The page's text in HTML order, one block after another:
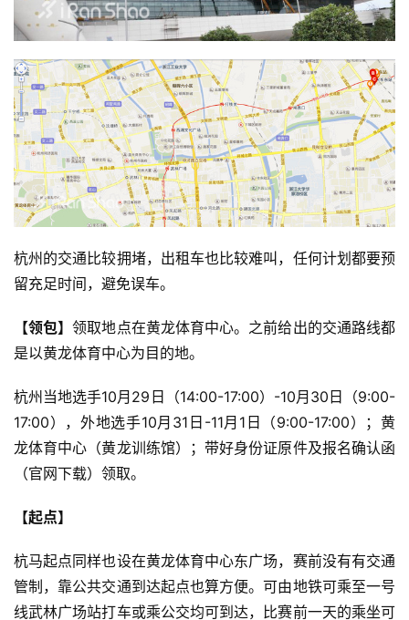
杭州的交通比较拥堵，出租车也比较难叫，任何计划都要预
留充足时间，避免误车。
【领包】领取地点在黄龙体育中心。之前给出的交通路线都
是以黄龙体育中心为目的地。
杭州当地选手10月29日（14:00-17:00）-10月30日（9:00-
17:00），外地选手10月31日-11月1日（9:00-17:00）；黄
龙体育中心（黄龙训练馆）；带好身份证原件及报名确认函
（官网下载）领取。
【起点】
杭马起点同样也设在黄龙体育中心东广场，赛前没有有交通
管制，靠公共交通到达起点也算方便。可由地铁可乘至一号
线武林广场站打车或乘公交均可到达，比赛前一天的乘坐可